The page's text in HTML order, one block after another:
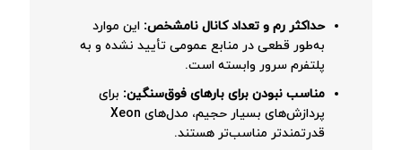
حداکثر رم و تعداد کانال نامشخص: این موارد
به‌طور قطعی در منابع عمومی تأیید نشده و به
پلتفرم سرور وابسته است.
مناسب نبودن برای بارهای فوق‌سنگین: برای
پردازش‌های بسیار حجیم، مدل‌های Xeon
قدرتمندتر مناسب‌تر هستند.